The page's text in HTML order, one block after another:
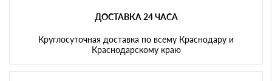
ДОСТАВКА 24 ЧАСА
Круглосуточная доставка по всему Краснодару и
Краснодарскому краю